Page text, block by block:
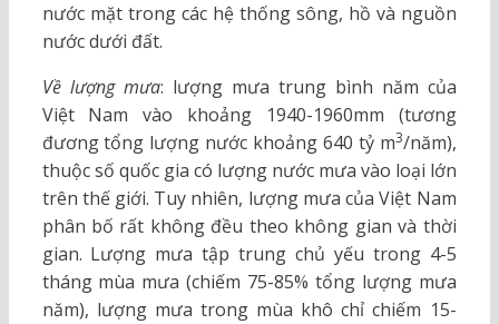
nước mặt trong các hệ thống sông, hồ và nguồn
nước dưới đất.
Về lượng mưa: lượng mưa trung bình năm của
Việt Nam vào khoảng 1940-1960mm (tương
đương tổng lượng nước khoảng 640 tỷ m3/năm),
thuộc số quốc gia có lượng nước mưa vào loại lớn
trên thế giới. Tuy nhiên, lượng mưa của Việt Nam
phân bố rất không đều theo không gian và thời
gian. Lượng mưa tập trung chủ yếu trong 4-5
tháng mùa mưa (chiếm 75-85% tổng lượng mưa
năm), lượng mưa trong mùa khô chỉ chiếm 15-